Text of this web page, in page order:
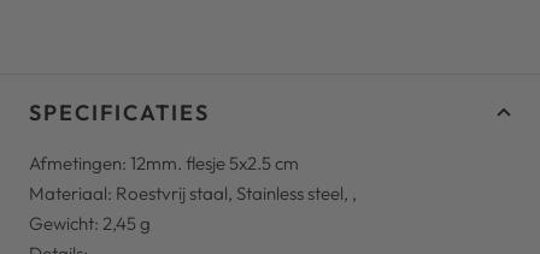
SPECIFICATIES
Afmetingen: 12mm. flesje 5x2.5 cm
Materiaal: Roestvrij staal, Stainless steel, ,
Gewicht: 2,45g